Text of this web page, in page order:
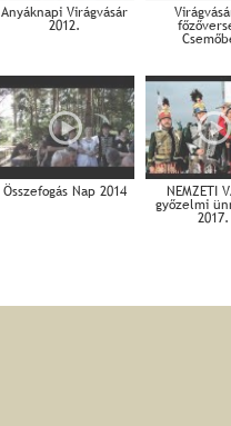
Anyáknapi Virágvásár
2012.
Összefogás Nap 2014
NEMZETI
győzelmi
2017.